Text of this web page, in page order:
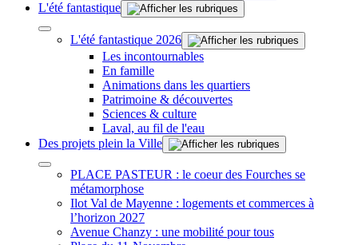
L'été fantastique
L'été fantastique 2026
Les incontournables
En famille
Animations dans les quartiers
Patrimoine & découvertes
Sciences & culture
Laval, au fil de l'eau
Des projets plein la Ville
PLACE PASTEUR : le coeur des Fourches se
métamorphose
Ilot Val de Mayenne : logements et commerces à
l’horizon 2027
Avenue Chanzy : une mobilité pour tous